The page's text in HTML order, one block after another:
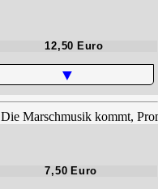
12,50 Euro
▼
7,50 Euro